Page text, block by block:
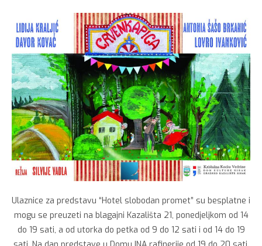
Ulaznice za predstavu “Hotel slobodan promet” su besplatne i
mogu se preuzeti na blagajni Kazališta 21, ponedjeljkom od 14
do 19 sati, a od utorka do petka od 9 do 12 sati i od 14 do 19